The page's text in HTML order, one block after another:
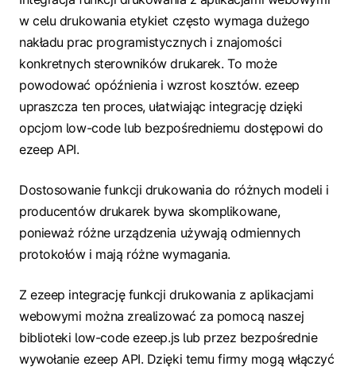
w celu drukowania etykiet często wymaga dużego
nakładu prac programistycznych i znajomości
konkretnych sterowników drukarek. To może
powodować opóźnienia i wzrost kosztów. ezeep
upraszcza ten proces, ułatwiając integrację dzięki
opcjom low-code lub bezpośredniemu dostępowi do
ezeep API.
Dostosowanie funkcji drukowania do różnych modeli i
producentów drukarek bywa skomplikowane,
ponieważ różne urządzenia używają odmiennych
protokołów i mają różne wymagania.
Z ezeep integrację funkcji drukowania z aplikacjami
webowymi można zrealizować za pomocą naszej
biblioteki low-code ezeep.js lub przez bezpośrednie
wywołanie ezeep API. Dzięki temu firmy mogą włączyć